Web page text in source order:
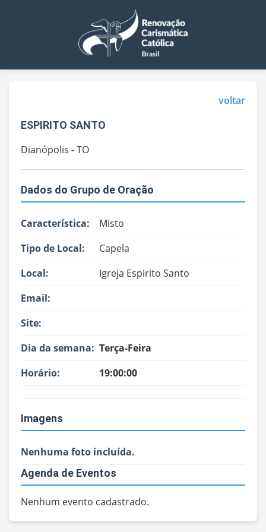
voltar
ESPIRITO SANTO
Dianópolis - TO
Dados do Grupo de Oração
Característica:
Misto
Tipo de Local:
Capela
Local:
Igreja Espirito Santo
Email:
Site:
Dia da semana: Terça-Feira
Horário:
19:00:00
Imagens
Nenhuma foto incluída.
Agenda de Eventos
Nenhum evento cadastrado.